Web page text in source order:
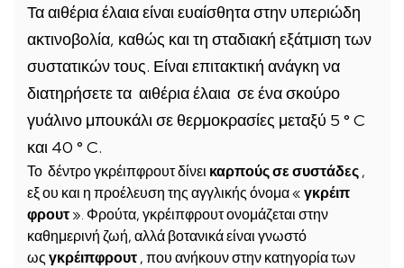
Τα αιθέρια έλαια είναι ευαίσθητα στην υπεριώδη
ακτινοβολία, καθώς και τη σταδιακή εξάτμιση των
συστατικών τους. Είναι επιτακτική ανάγκη να
διατηρήσετε τα αιθέρια έλαια σε ένα σκούρο
γυάλινο μπουκάλι σε θερμοκρασίες μεταξύ 5 ° C
και 40 ° C.
Το δέντρο γκρέιπφρουτ δίνει καρπούς σε συστάδες,
εξ ου και η προέλευση της αγγλικής όνομα «γκρέιπ
φρουτ». Φρούτα, γκρέιπφρουτ ονομάζεται στην
καθημερινή ζωή, αλλά βοτανικά είναι γνωστό
ωςγκρέιπφρουτ, που ανήκουν στην κατηγορία των